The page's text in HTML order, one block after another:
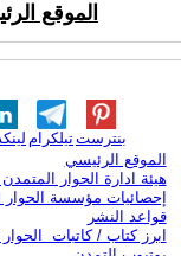
الموقع
تيلكرامبنترست
الموقع الرئيسي
هيئة ادارة الحوار المتمدن
إحصائيات مؤسسة الحوار
قواعد النشر
ابرز كتاب / كاتبات